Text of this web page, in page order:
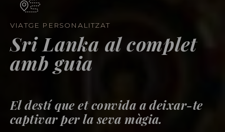
VIATGE PERSONALITZAT
Sri Lanka al complet
amb guia
El destí que et convida a deixar-te
captivar per la seva màgia.